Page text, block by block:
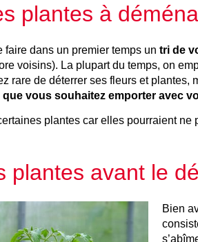
plantes à
faire dans un premier temps un tri de
voisins). La plupart du temps, on
rare de déterrer ses fleurs et
vous souhaitez emporter avec
plantes car elles pourraient
plantes avant le
Bien